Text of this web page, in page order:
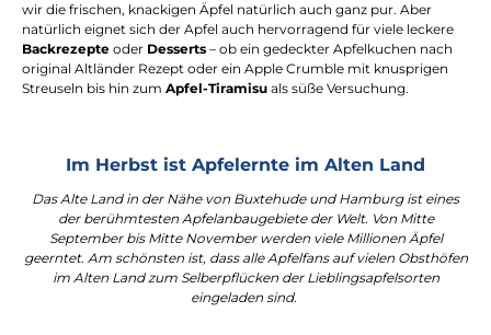
wir die frischen, knackigen Äpfel natürlich auch ganz pur. Aber
natürlich eignet sich der Apfel auch hervorragend für viele leckere
Backrezepte oder Desserts – ob ein gedeckter Apfelkuchen nach
original Altländer Rezept oder ein Apple Crumble mit knusprigen
Streuseln bis hin zum Apfel-Tiramisu als süße Versuchung.
Im Herbst ist Apfelernte im Alten Land
Das Alte Land in der Nähe von Buxtehude und Hamburg ist eines
der berühmtesten Apfelanbaugebiete der Welt. Von Mitte
September bis Mitte November werden viele Millionen Äpfel
geerntet. Am schönsten ist, dass alle Apfelfans auf vielen Obsthöfen
im Alten Land zum Selberpflücken der Lieblingsapfelsorten
eingeladen sind.